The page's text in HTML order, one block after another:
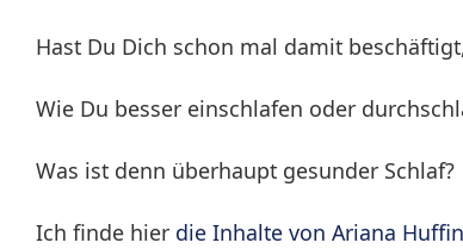
Hast Du Dich schon mal damit
Wie Du besser einschlafen oder
Was ist denn überhaupt gesunder Schlaf?
Ich finde hier die Inhalte von Ariana